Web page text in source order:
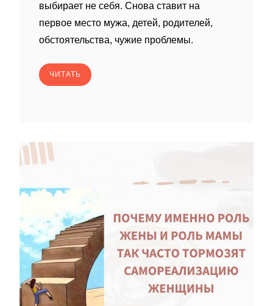
выбирает не себя. Снова ставит на
первое место мужа, детей, родителей,
обстоятельства, чужие проблемы.
ЧИТАТЬ